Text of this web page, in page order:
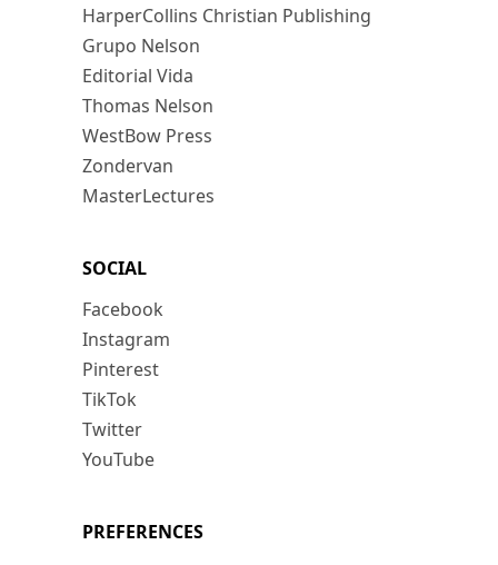
HarperCollins Christian Publishing
Grupo Nelson
Editorial Vida
Thomas Nelson
WestBow Press
Zondervan
MasterLectures
SOCIAL
Facebook
Instagram
Pinterest
TikTok
Twitter
YouTube
PREFERENCES